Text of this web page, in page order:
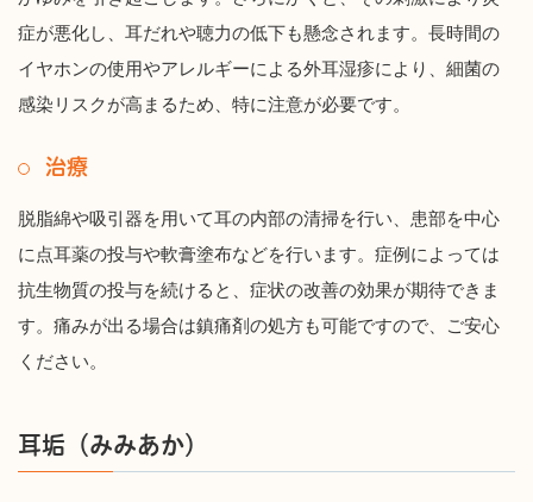
症が悪化し、耳だれや聴力の低下も懸念されます。長時間の
イヤホンの使用やアレルギーによる外耳湿疹により、細菌の
感染リスクが高まるため、特に注意が必要です。
治療
脱脂綿や吸引器を用いて耳の内部の清掃を行い、患部を中心
に点耳薬の投与や軟膏塗布などを行います。症例によっては
抗生物質の投与を続けると、症状の改善の効果が期待できま
す。痛みが出る場合は鎮痛剤の処方も可能ですので、ご安心
ください。
耳垢（みみあか）